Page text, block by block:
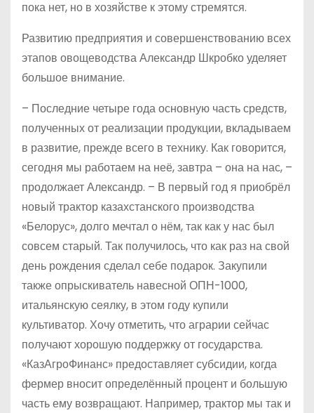
пока нет, но в хозяйстве к этому стремятся.
Развитию предприятия и совершенствованию всех
этапов овощеводства Александр Шкробко уделяет
большое внимание.
– Последние четыре года основную часть средств,
полученных от реализации продукции, вкладываем
в развитие, прежде всего в технику. Как говорится,
сегодня мы работаем на неё, завтра – она на нас, –
продолжает Александр. – В первый год я приобрёл
новый трактор казахстанского производства
«Белорус», долго мечтал о нём, так как у нас был
совсем старый. Так получилось, что как раз на свой
день рождения сделал себе подарок. Закупили
также опрыскиватель навесной ОПН-1000,
итальянскую сеялку, в этом году купили
культиватор. Хочу отметить, что аграрии сейчас
получают хорошую поддержку от государства.
«КазАгроФинанс» предоставляет субсидии, когда
фермер вносит определённый процент и большую
часть ему возвращают. Например, трактор мы так и